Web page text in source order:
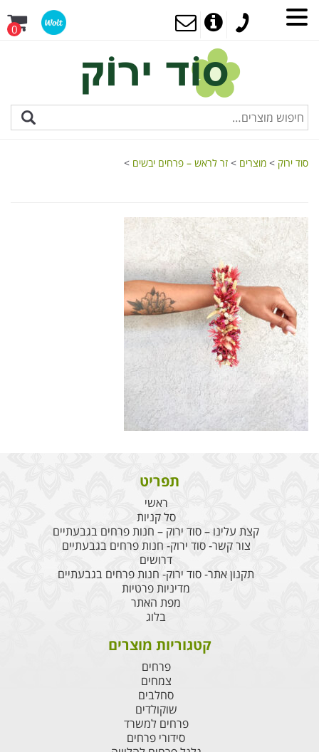
0
סוד ירוק > מוצרים > זר לראש – פרחים יבשים >
תפריט
ראשי
סל קניות
קצת עלינו – סוד ירוק – חנות פרחים בגבעתיים
צור קשר- סוד ירוק- חנות פרחים בגבעתיים
דרושים
תקנון אתר- סוד ירוק- חנות פרחים בגבעתיים
מדיניות פרטיות
מפת האתר
בלוג
קטגוריות מוצרים
פרחים
צמחים
סחלבים
שוקולדים
פרחים למשרד
סידורי פרחים